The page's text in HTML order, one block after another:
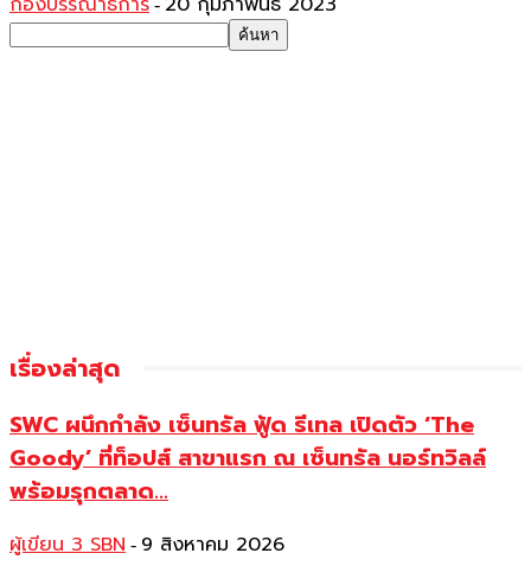
-
เรื่องล่าสุด
SWC ผนึกกำลัง เซ็นทรัล ฟู้ด รีเทล เปิดตัว ‘The
Goody’ ที่ท็อปส์ สาขาแรก ณ เซ็นทรัล นอร์ทวิลล์
พร้อมรุกตลาด...
ผู้เขียน 3 SBN - 9 สิงหาคม 2026